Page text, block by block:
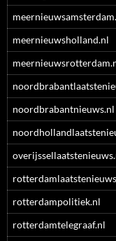
meernieuwsholland.nl
noordbrabantnieuws.nl
rotterdampolitiek.nl
rotterdamtelegraaf.nl